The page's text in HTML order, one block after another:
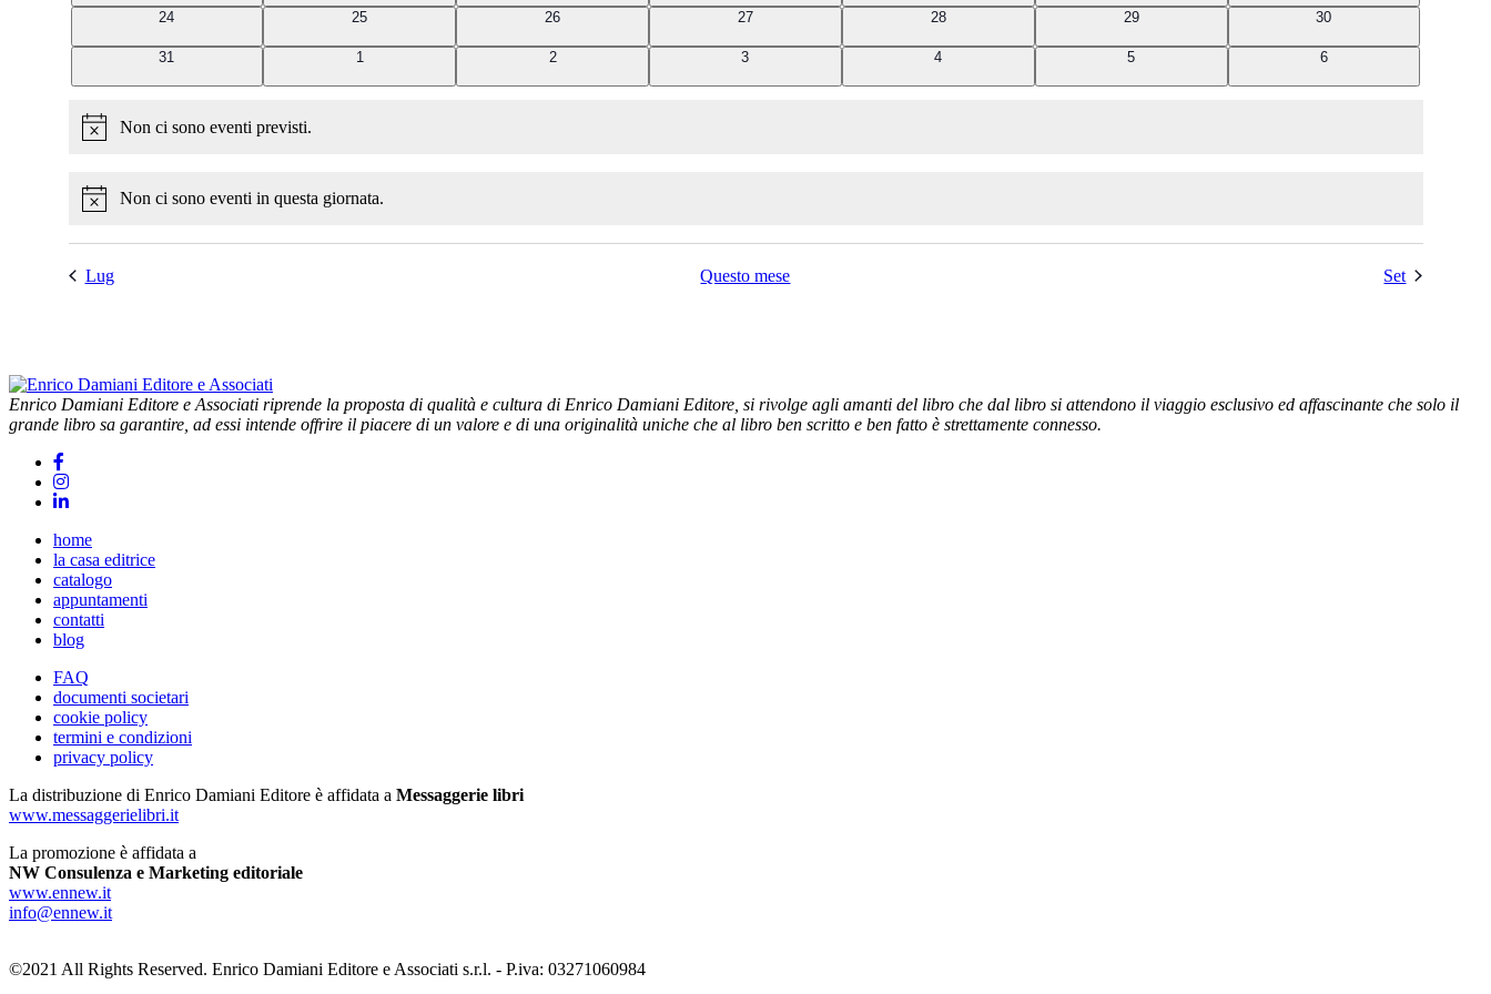
0
24
0
25
0
26
0
27
0
28
0
29
0
30
0
31
01
0
2
0
3
0
4
0
5
0
6
NoticeNon ci sono eventi previsti.
NoticeNon ci sono eventi in questa giornata.
Lug Questo mese Set
Enrico Damiani Editore e Associati riprende la proposta di qualità e cultura di Enrico Damiani Editore, si rivolge agli amanti del libro che dal libro si attendono il viaggio esclusivo ed affascinante che solo il
grande libro sa garantire, ad essi intende offrire il piacere di un valore e di una originalità uniche che al libro ben scritto e ben fatto è strettamente connesso.
home
la casa editrice
catalogo
appuntamenti
contatti
blog
FAQ
documenti societari
cookie policy
termini e condizioni
privacy policy
La distribuzione di Enrico Damiani Editore è affidata a Messaggerie libri
www.messaggerielibri.it
La promozione è affidata a
NW Consulenza e Marketing editoriale
www.ennew.it
info@ennew.it
©2021 All Rights Reserved. Enrico Damiani Editore e Associati s.r.l. - P.iva: 03271060984